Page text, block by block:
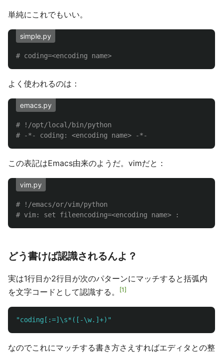
単純にこれでもいい。
simple.py
よく使われるのは：
emacs.py
# !/opt/local/bin/python
この表記はEmacs由来のようだ。vimだと：
vim.py
# !/emacs/or/vim/python
どう書けば認識されるんよ？
実は1行目か2行目が次のパターンにマッチすると括弧内
を文字コードとして認識する。
1
"coding[:=]\s*([-\w.]+) "
なのでこれにマッチする書き方さえすればエディタとの整